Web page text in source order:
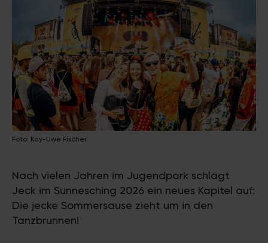
Foto: Kay-Uwe Fischer
Nach vielen Jahren im Jugendpark schlägt
Jeck im Sunnesching 2026 ein neues Kapitel auf:
Die jecke Sommersause zieht um in den
Tanzbrunnen!